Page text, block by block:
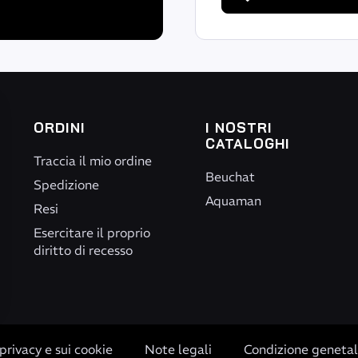
tue impostazioni sulla privacy, garantendo la conformità
al liquid seals
durata e flessibilità
ORDINI
Traccia il mio ordine
Spedizione
Resi
Esercitare il proprio
diritto di recesso
I NOSTRI
CATALOGHI
Beuchat
Aquaman
e sui cookie Note legali Condizione